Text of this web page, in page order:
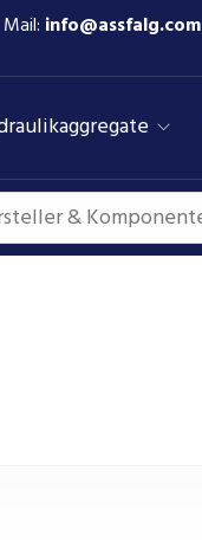
Mail: info@assfalg.com